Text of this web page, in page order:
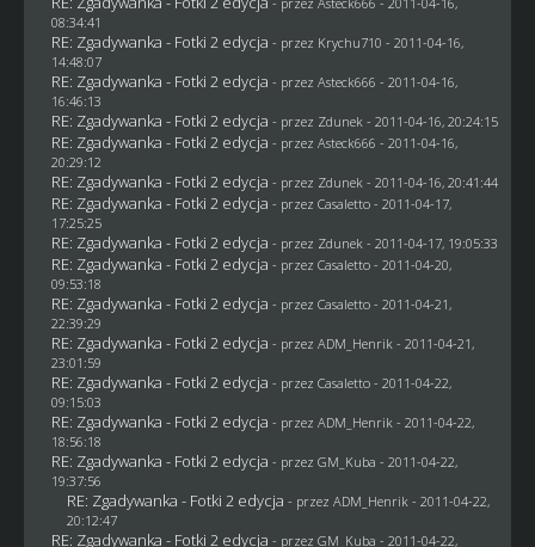
08:34:41
RE: Zgadywanka - Fotki 2 edycja - przez Krychu710 - 2011-04-16,
14:48:07
RE: Zgadywanka - Fotki 2 edycja - przez Asteck666 - 2011-04-16,
16:46:13
RE: Zgadywanka - Fotki 2 edycja - przez Zdunek - 2011-04-16, 20:24:15
RE: Zgadywanka - Fotki 2 edycja - przez Asteck666 - 2011-04-16,
20:29:12
RE: Zgadywanka - Fotki 2 edycja - przez Zdunek - 2011-04-16, 20:41:44
RE: Zgadywanka - Fotki 2 edycja - przez Casaletto- 2011-04-17,
17:25:25
RE: Zgadywanka - Fotki 2 edycja - przez Zdunek - 2011-04-17, 19:05:33
RE: Zgadywanka - Fotki 2 edycja - przez Casaletto- 2011-04-20,
09:53:18
RE: Zgadywanka - Fotki 2 edycja - przez Casaletto- 2011-04-21,
22:39:29
RE: Zgadywanka - Fotki 2 edycja - przez ADM_Henrik - 2011-04-21,
23:01:59
RE: Zgadywanka - Fotki 2 edycja - przez Casaletto- 2011-04-22,
09:15:03
RE: Zgadywanka - Fotki 2 edycja - przez ADM_Henrik - 2011-04-22,
18:56:18
RE: Zgadywanka - Fotki 2 edycja - przez GM_Kuba - 2011-04-22,
19:37:56
RE: Zgadywanka - Fotki 2 edycja - przez ADM_Henrik - 2011-04-22,
20:12:47
RE: Zgadywanka - Fotki 2 edycja - przez GM_Kuba - 2011-04-22,